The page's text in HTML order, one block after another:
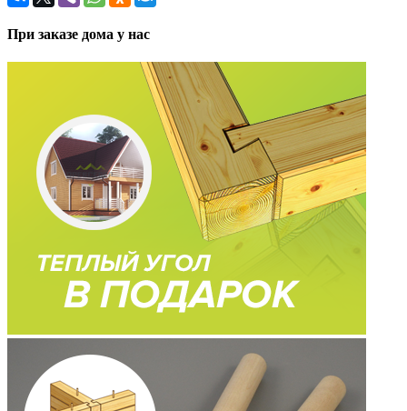
При заказе дома у нас